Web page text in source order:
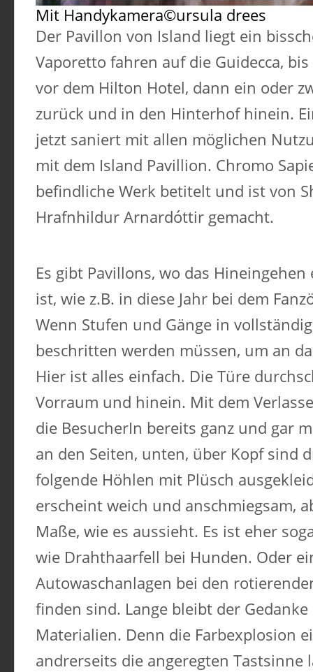
Mit Handykamera©ursula drees
Der Pavillon von Island liegt ein
Vaporetto fahren auf die Guidecca,
vor dem Hilton Hotel, dann ein oder
zurück und in den Hinterhof hinein.
jetzt saniert mit allen möglichen
mit dem Island Pavillion. Chromo
befindliche Werk betitelt und ist von
Hrafnhildur Arnardóttir gemacht.
Es gibt Pavillons, wo das
ist, wie z.B. in diese Jahr bei dem
Wenn Stufen und Gänge in
beschritten werden müssen, um an
Hier ist alles einfach. Die Türe
Vorraum und hinein. Mit dem
die BesucherIn bereits ganz und gar
an den Seiten, unten, über Kopf sind
folgende Höhlen mit Plüsch
erscheint weich und anschmiegsam,
Maße, wie es aussieht. Es ist eher
wie Drahthaarfell bei Hunden. Oder
Autowaschanlagen bei den
finden sind. Lange bleibt der
Materialien. Denn die Farbexplosion
andrerseits die angeregten Tastsinne